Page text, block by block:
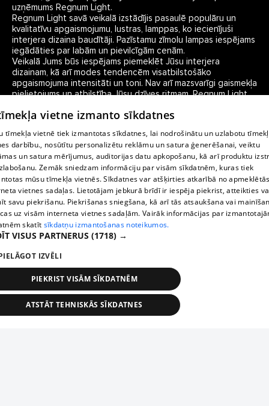
uzņēmums Regnum Light.
Regnum Light savā veikalā izstādījis pasaulē populāru un
kvalitatīvu apgaismojumu, lustras, lamppas, ko iecienījuši
interjera dizaina baudītāji. Pazīstamu zīmolu lampas iespējams
iegādāties par labām un pievilcīgām cenām.
Veikalā Jums būs iespējams piemeklēt Jūsu interjera
dizainam, kā arī modes tendencēm visatbilstošāko
apgaismojuma intensitāti un toni. Nav arī mazsvarīgi gaismekļa
pielietojums un atbilstība Jūsu dzīves ritmam, Regnum Light
vispiemērotāko apgaismojumu.
Maytoni lampām iegūsiet 25 % atlaidi www.homeshop.lv
ievadot kodu ATLAIDE_25, vai krievu valodā СКИДКА_25
vietne izmanto sīkdatnes
tīmekļa vietnē tiek izmantotas sīkdatnes, lai nodrošinātu un uzlabotu
darbību., nosūtītu personalizētu reklāmu un satura ģenerēšanai, veiktu
un satura mērījumus, auditorijas datu apkopošanu, kā arī produktu
Zemāk sniedzam informāciju par visām sīkdatnēm, kuras tiek
mūsu tīmekļa vietnēs. Sīkdatnes var atšķirties atkarībā no
vietnes sadaļas. Lietotājam jebkurā brīdī ir iespēja piekrist, atteikties
savu piekrišanu. Piekrišanas sniegšana, kā arī tās atsaukšana vai
uz visām interneta vietnes sadaļām. Vairāk informācijas par
skatīt sīkdatņu izmantošanas noteikumos.
VISUS PARTNERUS (1718) →
IZVĒLI
PIEKRIST VISĀM SĪKDATNĒM
ATSTĀT TEHNISKĀS SĪKDATNES